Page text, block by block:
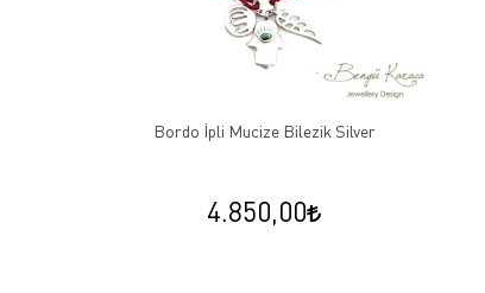
Bordo İpli Mucize Bilezik Silver
4.850,00